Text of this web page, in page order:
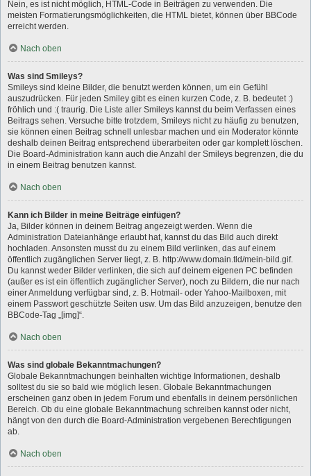
Nein, es ist nicht möglich, HTML-Code in Beiträgen zu verwenden. Die
meisten Formatierungsmöglichkeiten, die HTML bietet, können über BBCode
erreicht werden.
Nach oben
Was sind Smileys?
Smileys sind kleine Bilder, die benutzt werden können, um ein Gefühl
auszudrücken. Für jeden Smiley gibt es einen kurzen Code, z. B. bedeutet :)
fröhlich und :( traurig. Die Liste aller Smileys kannst du beim Verfassen eines
Beitrags sehen. Versuche bitte trotzdem, Smileys nicht zu häufig zu benutzen,
sie können einen Beitrag schnell unlesbar machen und ein Moderator könnte
deshalb deinen Beitrag entsprechend überarbeiten oder gar komplett löschen.
Die Board-Administration kann auch die Anzahl der Smileys begrenzen, die du
in einem Beitrag benutzen kannst.
Nach oben
Kann ich Bilder in meine Beiträge einfügen?
Ja, Bilder können in deinem Beitrag angezeigt werden. Wenn die
Administration Dateianhänge erlaubt hat, kannst du das Bild auch direkt
hochladen. Ansonsten musst du zu einem Bild verlinken, das auf einem
öffentlich zugänglichen Server liegt, z. B. http://www.domain.tld/mein-bild.gif.
Du kannst weder Bilder verlinken, die sich auf deinem eigenen PC befinden
(außer es ist ein öffentlich zugänglicher Server), noch zu Bildern, die nur nach
einer Anmeldung verfügbar sind, z. B. Hotmail- oder Yahoo-Mailboxen, mit
einem Passwort geschützte Seiten usw. Um das Bild anzuzeigen, benutze den
BBCode-Tag „[img]“.
Nach oben
Was sind globale Bekanntmachungen?
Globale Bekanntmachungen beinhalten wichtige Informationen, deshalb
solltest du sie so bald wie möglich lesen. Globale Bekanntmachungen
erscheinen ganz oben in jedem Forum und ebenfalls in deinem persönlichen
Bereich. Ob du eine globale Bekanntmachung schreiben kannst oder nicht,
hängt von den durch die Board-Administration vergebenen Berechtigungen
ab.
Nach oben